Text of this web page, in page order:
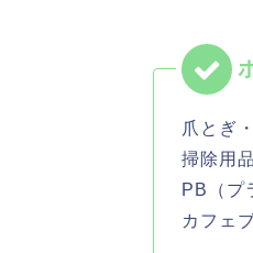
爪とぎ
掃除用
PB（プ
カフェ